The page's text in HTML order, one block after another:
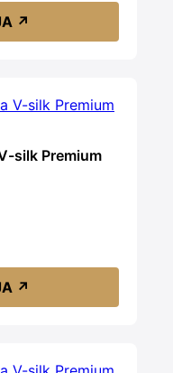
↗
silk Premium
↗